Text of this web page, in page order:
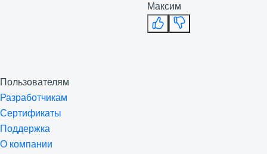
Максим
Пользователям
Разработчикам
Сертификаты
Поддержка
О компании